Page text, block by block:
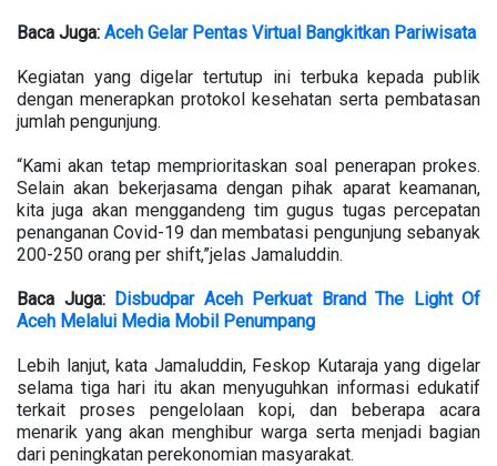
Baca Juga: Aceh Gelar Pentas Virtual Bangkitkan Pariwisata
Kegiatan yang digelar tertutup ini terbuka kepada publik
dengan menerapkan protokol kesehatan serta pembatasan
jumlah pengunjung.
“Kami akan tetap memprioritaskan soal penerapan prokes.
Selain akan bekerjasama dengan pihak aparat keamanan,
kita juga akan menggandeng tim gugus tugas percepatan
penanganan Covid-19 dan membatasi pengunjung sebanyak
200-250 orang per shift,”jelas Jamaluddin.
Baca Juga: Disbudpar Aceh Perkuat Brand The Light Of
Aceh Melalui Media Mobil Penumpang
Lebih lanjut, kata Jamaluddin, Feskop Kutaraja yang digelar
selama tiga hari itu akan menyuguhkan informasi edukatif
terkait proses pengelolaan kopi, dan beberapa acara
menarik yang akan menghibur warga serta menjadi bagian
dari peningkatan perekonomian masyarakat.